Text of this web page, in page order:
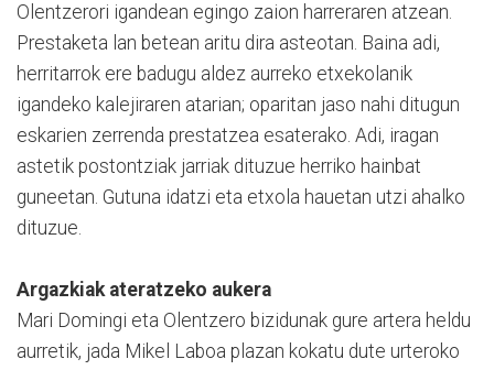
Olentzerori igandean egingo zaion harreraren atzean.
Prestaketa lan betean aritu dira asteotan. Baina adi,
herritarrok ere badugu aldez aurreko etxekolanik
igandeko kalejiraren atarian; oparitan jaso nahi ditugun
eskarien zerrenda prestatzea esaterako. Adi, iragan
astetik postontziak jarriak dituzue herriko hainbat
guneetan. Gutuna idatzi eta etxola hauetan utzi ahalko
dituzue.
Argazkiak ateratzeko aukera
Mari Domingi eta Olentzero bizidunak gure artera heldu
aurretik, jada Mikel Laboa plazan kokatu dute urteroko